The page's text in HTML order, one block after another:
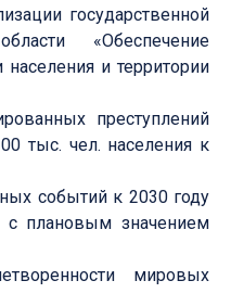
государственной
«Обеспечение
и территории
преступлений
тыс. чел. населения к
событий к 2030 году
плановым значением
мировых